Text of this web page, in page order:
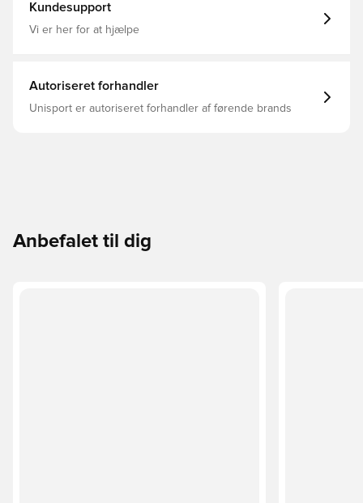
Kundesupport
Vi er her for at hjælpe
Autoriseret forhandler
Unisport er autoriseret forhandler af førende brands
Anbefalet til dig